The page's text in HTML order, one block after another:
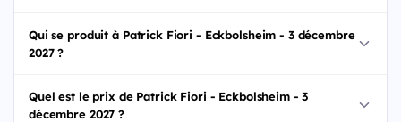
Qui se produit à Patrick Fiori - Eckbolsheim - 3 décembre
2027 ?
Quel est le prix de Patrick Fiori - Eckbolsheim - 3
décembre 2027 ?